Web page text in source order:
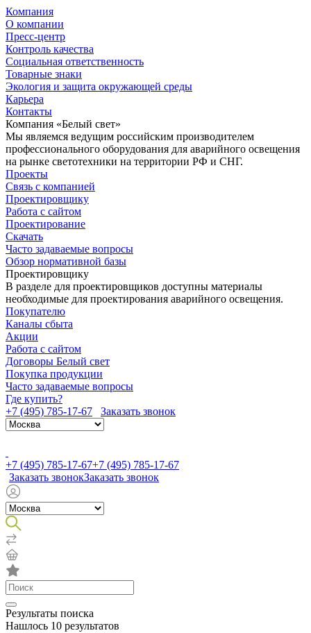
Компания
О компании
Пресс-центр
Контроль качества
Социальная ответственность
Товарные знаки
Экология и защита окружающей среды
Карьера
Контакты
Компания «Белый свет»
Мы являемся ведущим российским производителем
профессионального оборудования для аварийного освещения
на рынке светотехники на территории РФ и СНГ.
Проекты
Связь с компанией
Проектировщику
Работа с сайтом
Проектирование
Скачать
Часто задаваемые вопросы
Обзор нормативной базы
Проектировщику
В разделе для проектировщиков доступны материалы
необходимые для проектирования аварийного освещения.
Покупателю
Каналы сбыта
Акции
Работа с сайтом
Договоры Белый свет
Покупка продукции
Часто задаваемые вопросы
Где купить?
+7 (495) 785-17-67
Заказать звонок
+7 (495) 785-17-67+7 (495) 785-17-67
Заказать звонокЗаказать звонок
Результаты поиска
Нашлось 10 результатов